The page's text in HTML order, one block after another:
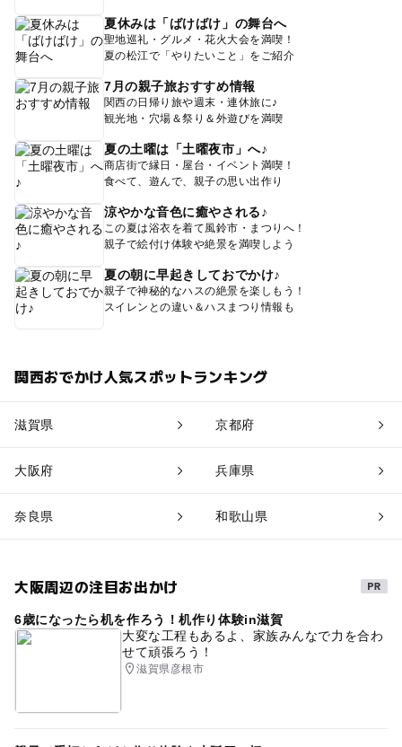
夏休みは「ばけばけ」の舞台へ
聖地巡礼・グルメ・花火大会を満喫！
夏の松江で「やりたいこと」をご紹介
7月の親子旅おすすめ情報
関西の日帰り旅や週末・連休旅に♪
観光地・穴場＆祭り＆外遊びを満喫
夏の土曜は「土曜夜市」へ♪
商店街で縁日・屋台・イベント満喫！
食べて、遊んで、親子の思い出作り
涼やかな音色に癒やされる♪
この夏は浴衣を着て風鈴市・まつりへ！
親子で絵付け体験や絶景を満喫しよう
夏の朝に早起きしておでかけ♪
親子で神秘的なハスの絶景を楽しもう！
スイレンとの違い＆ハスまつり情報も
関西おでかけ人気スポットランキング
滋賀県 京都府
大阪府 兵庫県
奈良県 和歌山県
大阪周辺の注目お出かけ
6歳になったら机を作ろう！机作り体験in滋賀
大変な工程もあるよ、家族みんなで力を合わ
せて頑張ろう！
滋賀県彦根市